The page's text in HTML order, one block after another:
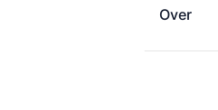
Over